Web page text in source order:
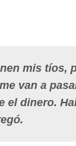
mis tíos,
van a
el dinero.